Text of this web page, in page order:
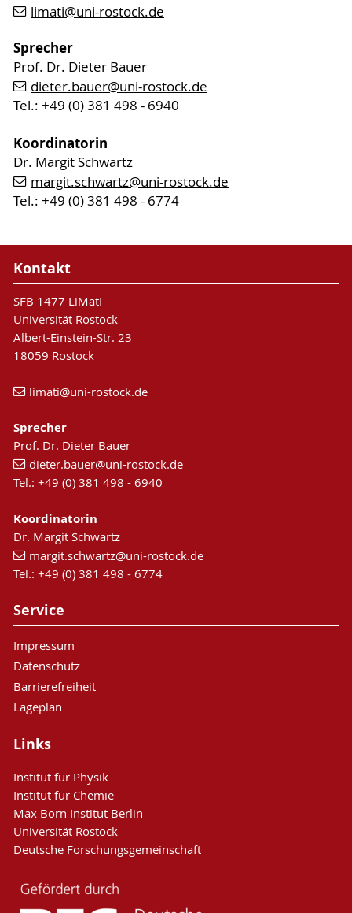
limati@uni-rostock.de
Sprecher
Prof. Dr. Dieter Bauer
dieter.bauer@uni-rostock.de
Tel.: +49 (0) 381 498 - 6940
Koordinatorin
Dr. Margit Schwartz
margit.schwartz@uni-rostock.de
Tel.: +49 (0) 381 498 - 6774
Kontakt
SFB 1477 LiMatI
Universität Rostock
Albert-Einstein-Str. 23
18059 Rostock
limati@uni-rostock.de
Sprecher
Prof. Dr. Dieter Bauer
dieter.bauer@uni-rostock.de
Tel.: +49 (0) 381 498 - 6940
Koordinatorin
Dr. Margit Schwartz
margit.schwartz@uni-rostock.de
Tel.: +49 (0) 381 498 - 6774
Service
Impressum
Datenschutz
Barrierefreiheit
Lageplan
Links
Institut für Physik
Institut für Chemie
Max Born Institut Berlin
Universität Rostock
Deutsche Forschungsgemeinschaft